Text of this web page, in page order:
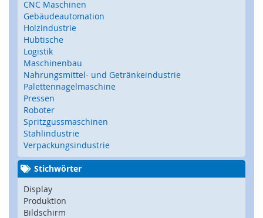
s
c
h
a
l
t
e
r
(
Z
u
h
a
l
t
u
n
g
,
CNC Maschinen
Gebäudeautomation
Holzindustrie
Hubtische
Logistik
Maschinenbau
Nahrungsmittel- und Getränkeindustrie
Palettennagelmaschine
Pressen
Roboter
Spritzgussmaschinen
Stahlindustrie
Verpackungsindustrie
Stichwörter
Display
Produktion
Bildschirm